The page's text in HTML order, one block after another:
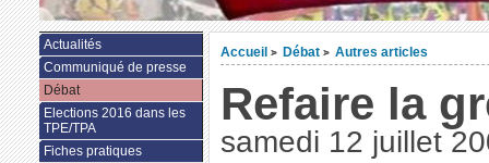
Accueil > Débat > Autres articles
Refaire la
samedi 12 juillet
Actualités
Communiqué de presse
Débat
Elections 2016 dans les
TPE/TPA
Fiches pratiques